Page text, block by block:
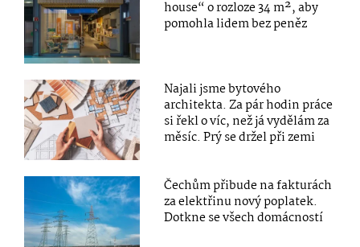
house“ o rozloze 34 m², aby
pomohla lidem bez peněz
Najali jsme bytového
architekta. Za pár hodin práce
si řekl o víc, než já vydělám za
měsíc. Prý se držel při zemi
Čechům přibude na fakturách
za elektřinu nový poplatek.
Dotkne se všech domácností